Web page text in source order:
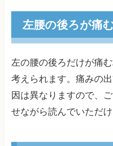
左腰の後ろが痛
左の腰の後ろだけが痛
考えられます。痛みの
因は異なりますので、
せながら読んでいただ